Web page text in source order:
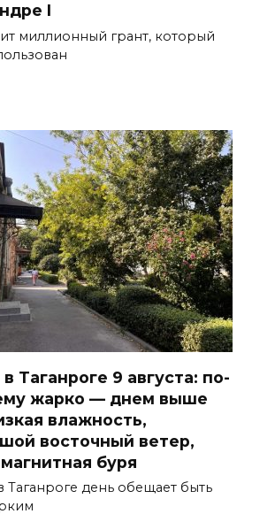
I
миллионный грант, который
Таганроге 9 августа: по-
жарко — днем выше
влажность,
восточный ветер,
буря
Таганроге день обещает быть